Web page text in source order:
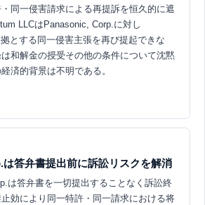
同一侵害請求による再提訴を恒久的に遮
LLCはPanasonic, Corp.に対し
とする同一侵害主張を再び提起できな
和解金の授受その他の条件について沈黙
済的背景は不明である。
答弁書提出前に訴訟リスクを解消
は答弁書を一切提出することなく訴訟終
効により同一特許・同一請求における将